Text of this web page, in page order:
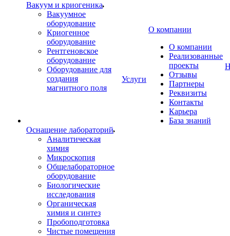
Вакуум и криогеника
Вакуумное
оборудование
Криогенное
оборудование
Рентгеновское
оборудование
Оборудование для
создания
магнитного поля
Оснащение лабораторий
Аналитическая
химия
Микроскопия
Общелабораторное
оборудование
Биологические
исследования
Органическая
химия и синтез
Пробоподготовка
Чистые помещения
Услуги
О компании
О компании
Реализованные
проекты
Отзывы
Партнеры
Реквизиты
Контакты
Карьера
База знаний